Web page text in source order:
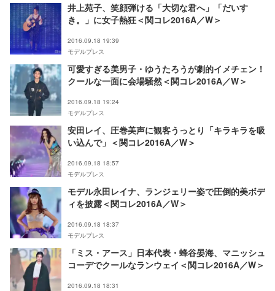
井上苑子、笑顔弾ける「大切な君へ」「だいす
き。」に女子熱狂＜関コレ2016A／W＞
2016.09.18 19:39
モデルプレス
可愛すぎる美男子・ゆうたろうが劇的イメチェン！
クールな一面に会場騒然＜関コレ2016A／W＞
2016.09.18 19:24
モデルプレス
安田レイ、圧巻美声に観客うっとり「キラキラを吸
い込んで」＜関コレ2016A／W＞
2016.09.18 18:57
モデルプレス
モデル永田レイナ、ランジェリー姿で圧倒的美ボデ
ィを披露＜関コレ2016A／W＞
2016.09.18 18:37
モデルプレス
「ミス・アース」日本代表・蜂谷晏海、マニッシュ
コーデでクールなランウェイ＜関コレ2016A／W＞
2016.09.18 18:31